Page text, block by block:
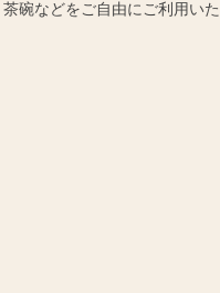
碗などをご自由にご利用いた